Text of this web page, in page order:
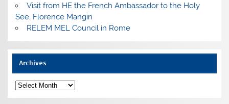
Visit from HE the French Ambassador to the Holy
See, Florence Mangin
RELEM MEL Council in Rome
Archives
Archives